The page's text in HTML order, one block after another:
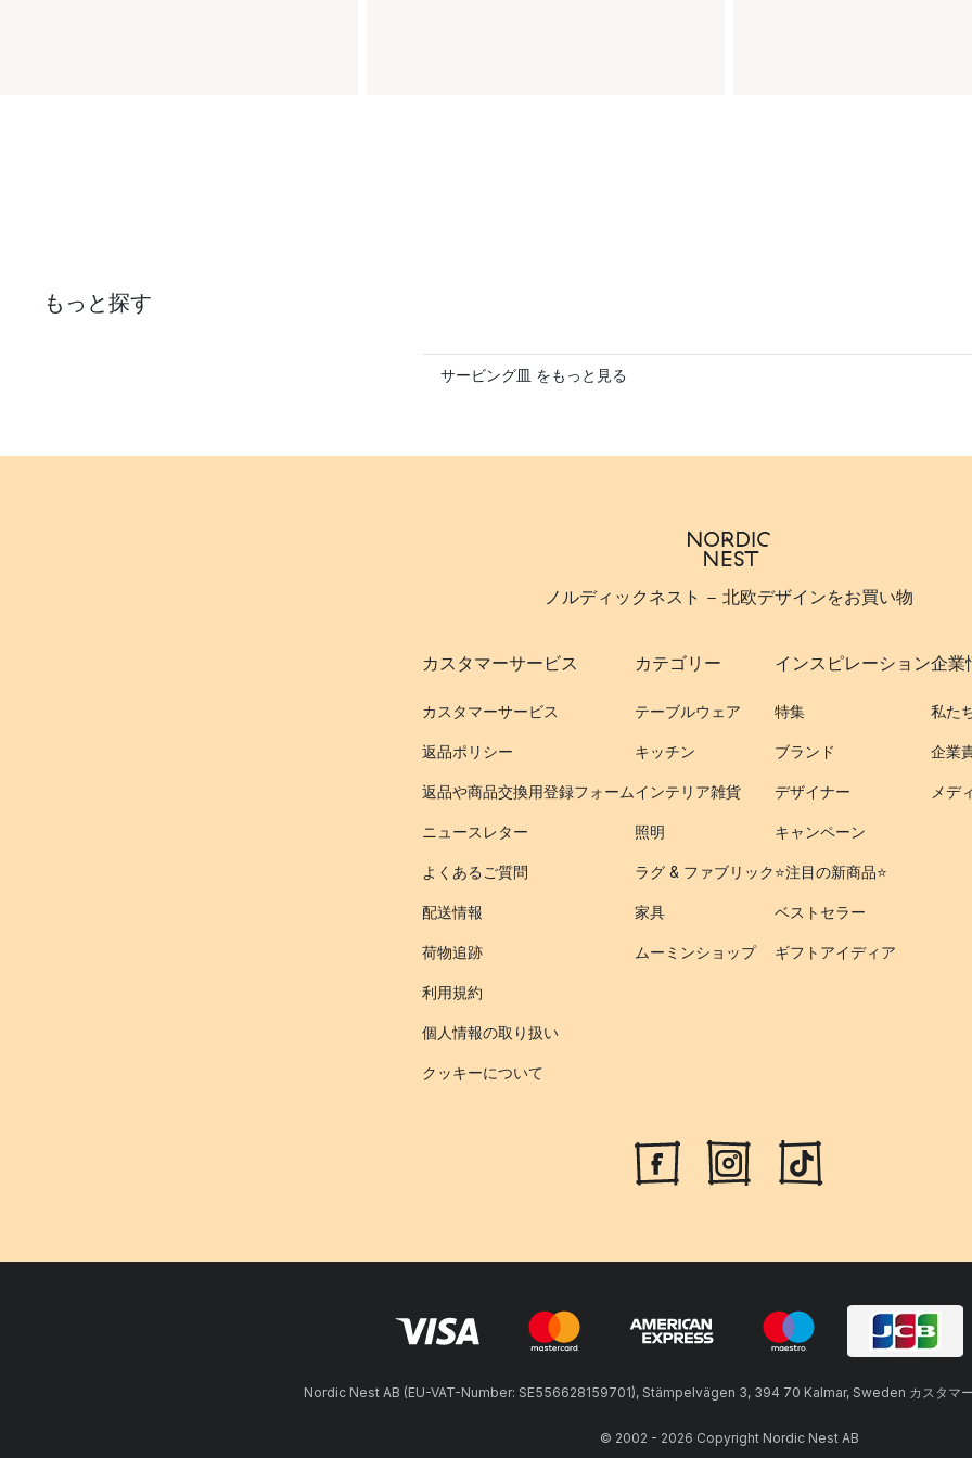
もっと探す
サービング皿 をもっと見る
ノルディックネスト - 北欧デザインをお買い物
カスタマーサービス
カスタマーサービス
返品ポリシー
返品や商品交換用登録フォーム
ニュースレター
よくあるご質問
配送情報
荷物追跡
利用規約
個人情報の取り扱い
クッキーについて
カテゴリー
テーブルウェア
キッチン
インテリア雑貨
照明
ラグ & ファブリック
家具
ムーミンショップ
インスピレーション
特集
ブランド
デザイナー
キャンペーン
⭐️注目の新商品⭐️
ベストセラー
ギフトアイディア
企業
私た
企業
メデ
Nordic Nest AB (EU-VAT-Number: SE556628159701), Stämpelvägen 3, 394 70 Kalmar, Sweden カスタマ
© 2002 - 2026 Copyright Nordic Nest AB